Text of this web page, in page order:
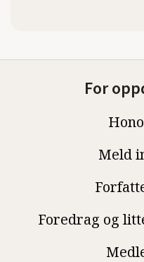
For
Meld
Foredrag og